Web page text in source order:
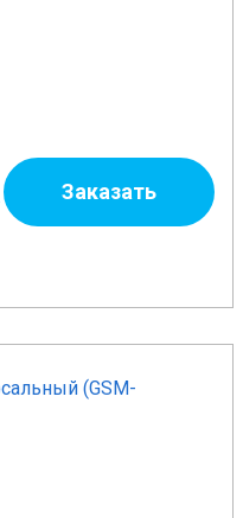
Заказать